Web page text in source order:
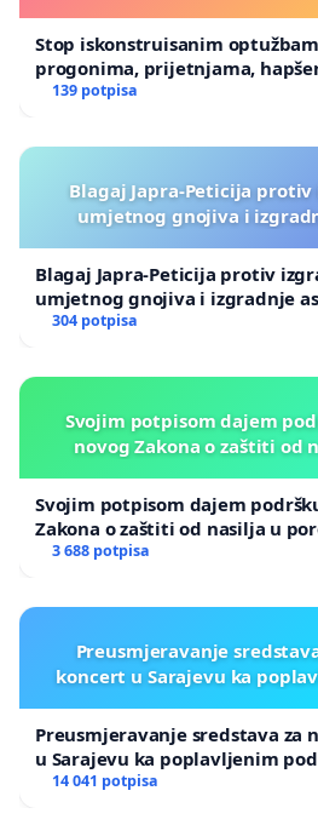
Stop iskonstruisanim
progonima, prijetnjama,
139 potpisa
Blagaj Japra-Peticija
umjetnog gnojiva i
Blagaj Japra-Peticija protiv
umjetnog gnojiva i izgradnje
304 potpisa
Svojim potpisom dajem
novog Zakona o zaštiti od
Svojim potpisom dajem
Zakona o zaštiti od nasilja u
3 688 potpisa
Preusmjeravanje
koncert u Sarajevu ka
Preusmjeravanje sredstava za
u Sarajevu ka poplavljenim
14 041 potpisa